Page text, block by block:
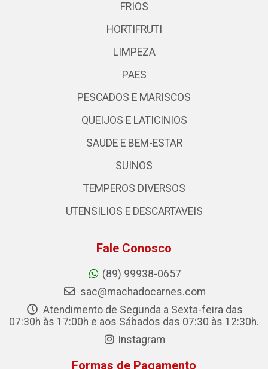
FRIOS
HORTIFRUTI
LIMPEZA
PAES
PESCADOS E MARISCOS
QUEIJOS E LATICINIOS
SAUDE E BEM-ESTAR
SUINOS
TEMPEROS DIVERSOS
UTENSILIOS E DESCARTAVEIS
Fale Conosco
(89) 99938-0657
sac@machadocarnes.com
Atendimento de Segunda a Sexta-feira das
07:30h às 17:00h e aos Sábados das 07:30 às 12:30h.
Instagram
Formas de Pagamento